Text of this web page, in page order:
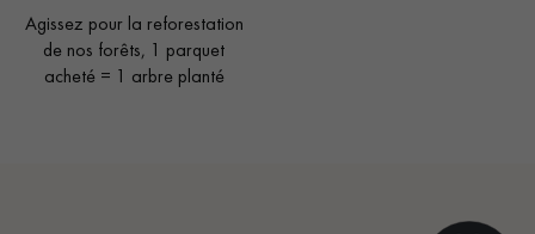
Agissez pour la reforestation
de nos forêts, 1 parquet
acheté = 1 arbre planté